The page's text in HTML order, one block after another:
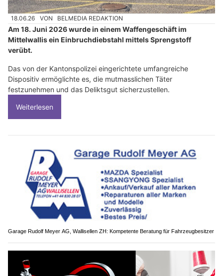
18.06.26 VON BELMEDIA REDAKTION
Am 18. Juni 2026 wurde in einem Waffengeschäft im
Mittelwallis ein Einbruchdiebstahl mittels Sprengstoff
verübt.
Das von der Kantonspolizei eingerichtete umfangreiche
Dispositiv ermöglichte es, die mutmasslichen Täter
festzunehmen und das Deliktsgut sicherzustellen.
Weiterlesen
Garage Rudolf Meyer AG, Wallisellen ZH: Kompetente Beratung für Fahrzeugbesitzer